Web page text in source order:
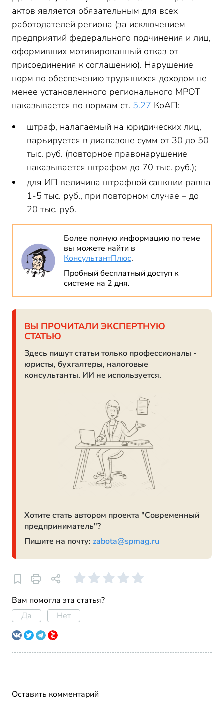
актов является обязательным для всех
работодателей региона (за исключением
предприятий федерального подчинения и лиц,
оформивших мотивированный отказ от
присоединения к соглашению). Нарушение
норм по обеспечению трудящихся доходом не
менее установленного регионального МРОТ
наказывается по нормам ст. 5.27 КоАП:
штраф, налагаемый на юридических лиц,
варьируется в диапазоне сумм от 30 до 50
тыс. руб. (повторное правонарушение
наказывается штрафом до 70 тыс. руб.);
для ИП величина штрафной санкции равна
1-5 тыс. руб., при повторном случае – до
20 тыс. руб.
Более полную информацию по теме
вы можете найти в
КонсультантПлюс.
Пробный бесплатный доступ к
системе на 2 дня.
ВЫ ПРОЧИТАЛИ ЭКСПЕРТНУЮ
СТАТЬЮ
Здесь пишут статьи только профессионалы -
юристы, бухгалтеры, налоговые
консультанты. ИИ не используется.
Хотите стать автором проекта "Современный
предприниматель"?
Пишите на почту: zabota@spmag.ru
Вам помогла эта статья?
Да
Нет
Оставить комментарий